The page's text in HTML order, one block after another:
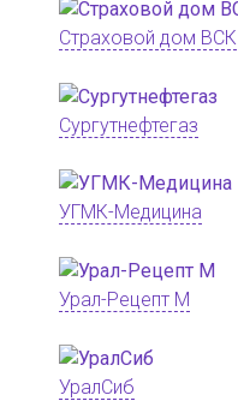
Страховой дом ВСК
Сургутнефтегаз
УГМК-Медицина
Урал-Рецепт М
УралСиб